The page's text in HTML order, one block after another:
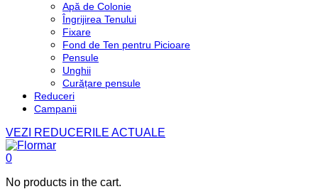
Apă de Colonie
Îngrijirea Tenului
Fixare
Fond de Ten pentru Picioare
Pensule
Unghii
Curățare pensule
Reduceri
Campanii
VEZI REDUCERILE ACTUALE
0
No products in the cart.